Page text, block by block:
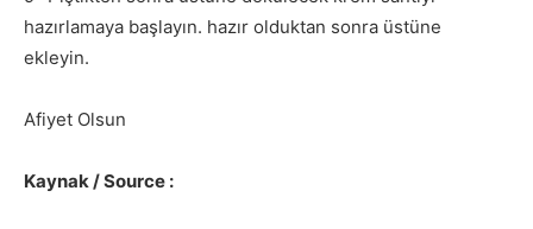
hazırlamaya başlayın. hazır olduktan sonra üstüne
ekleyin.
Afiyet Olsun
Kaynak / Source :